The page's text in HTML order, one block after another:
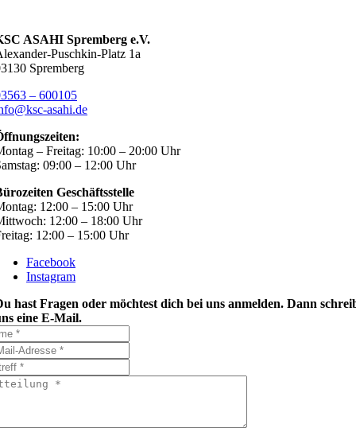
ASAHI Spremberg e.V.
Puschkin-Platz 1a
Spremberg
– 600105
asahi.de
– Freitag: 10:00 – 20:00 Uhr
09:00 – 12:00 Uhr
Geschäftsstelle
12:00 – 15:00 Uhr
12:00 – 18:00 Uhr
12:00 – 15:00 Uhr
Facebook
Instagram
hast Fragen oder möchtest dich bei uns anmelden. Dann
eine E-Mail.